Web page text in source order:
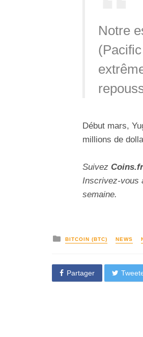
Notre
Début mars,
millions de
Suivez Coins
Inscrivez-vous
semaine.
BITCOIN (BTC) NEWS
Partager